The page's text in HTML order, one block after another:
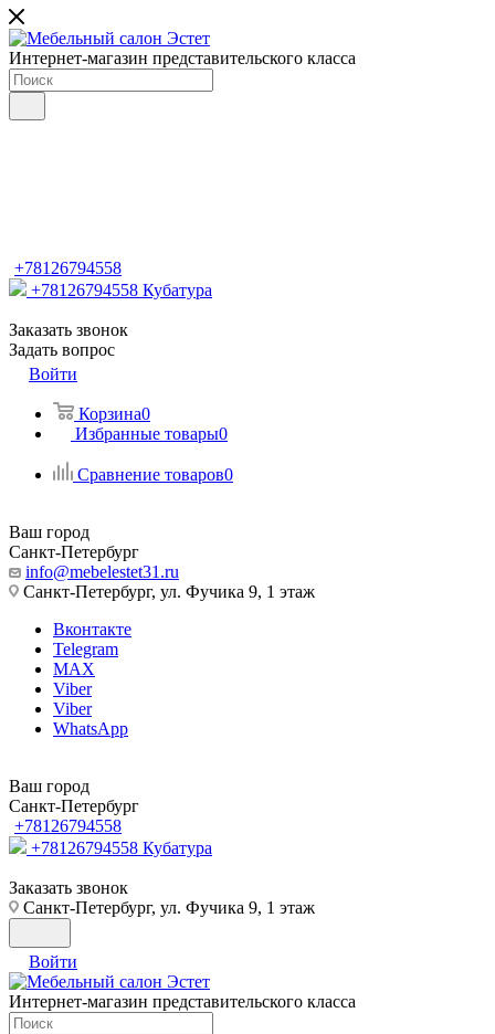
Интернет-магазин представительского класса
+78126794558
+78126794558 Кубатура
Заказать звонок
Задать вопрос
Войти
Корзина0
Избранные товары0
Сравнение товаров0
Ваш город
Санкт-Петербург
info@mebelestet31.ru
Санкт-Петербург, ул. Фучика 9, 1 этаж
Вконтакте
Telegram
MAX
Viber
Viber
WhatsApp
Ваш город
Санкт-Петербург
+78126794558
+78126794558 Кубатура
Заказать звонок
Санкт-Петербург, ул. Фучика 9, 1 этаж
Войти
Интернет-магазин представительского класса